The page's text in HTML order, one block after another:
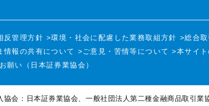
反管理方針 >環境・社会に配慮した業務取組方針 >総合
情報の共有について >ご意見・苦情等について >本サイ
願い（日本証券業協会）
協会：日本証券業協会、一般社団法人第二種金融商品取引業